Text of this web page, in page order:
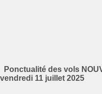
Ponctualité des vols
vendredi 11 juillet 2025